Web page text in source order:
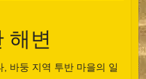
해변
바둥 지역 투반 마을의 일